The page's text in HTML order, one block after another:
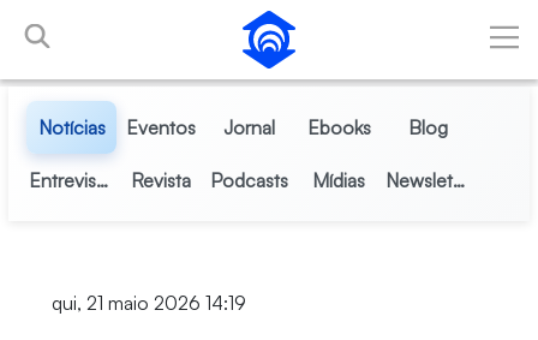
Pular para o Conteúdo principal
Notícias Eventos Jornal Ebooks Blog
Entrevistas Revista Podcasts Mídias Newsletter
qui, 21 maio 2026 14:19